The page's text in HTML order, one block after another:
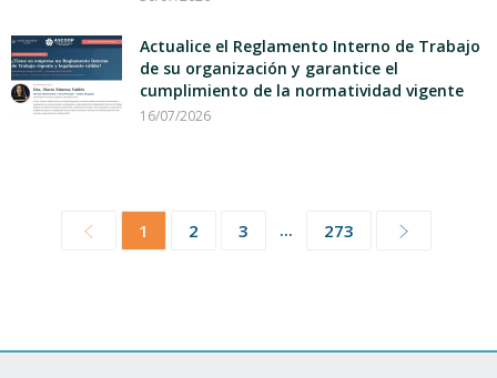
Actualice el Reglamento Interno de Trabajo
de su organización y garantice el
cumplimiento de la normatividad vigente
16/07/2026
1 2 3 ... 273